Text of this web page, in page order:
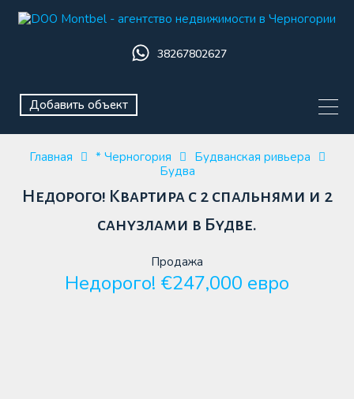
38267802627
Добавить объект
Главная * Черногория
Будванская ривьера
Будва
Недорого! Квартира с 2 спальнями и 2
санузлами в Будве.
Продажа
Недорого! €247,000 евро